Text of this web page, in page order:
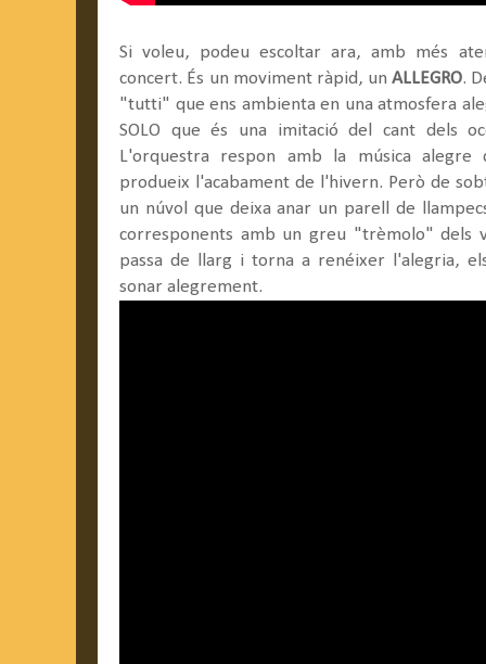
Si voleu, podeu escoltar ara, amb més
concert. És un moviment ràpid, un ALLEGRO.
"tutti" que ens ambienta en una atmosfera
SOLO que és una imitació del cant dels
L'orquestra respon amb la música
produeix l'acabament de l'hivern. Però de
un núvol que deixa anar un parell de
corresponents amb un greu "trèmolo" dels
passa de llarg i torna a renéixer l'alegria,
sonar alegrement.